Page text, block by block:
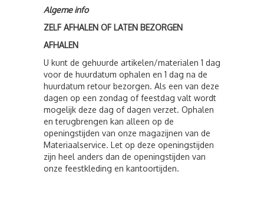
Algeme info
ZELF AFHALEN OF LATEN BEZORGEN
AFHALEN
U kunt de gehuurde artikelen/materialen 1 dag
voor de huurdatum ophalen en 1 dag na de
huurdatum retour bezorgen. Als een van deze
dagen op een zondag of feestdag valt wordt
mogelijk deze dag of dagen verzet. Ophalen
en terugbrengen kan alleen op de
openingstijden van onze magazijnen van de
Materiaalservice. Let op deze openingstijden
zijn heel anders dan de openingstijden van
onze feestkleding en kantoortijden.